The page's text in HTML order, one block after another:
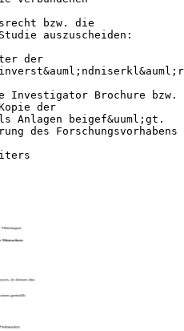
bzw. die
auszuscheiden:
der
Brochure bzw.
der
Anlagen beigef&uuml;gt.
des Forschungsvorhabens